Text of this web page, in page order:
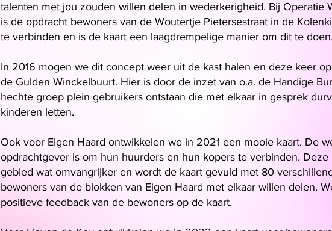
talenten met jou zouden willen delen in wederkerigheid. Bij Operatie
is de opdracht bewoners van de Woutertje Pietersestraat in de
te verbinden en is de kaart een laagdrempelige manier om dit te doen.
In 2016 mogen we dit concept weer uit de kast halen en deze keer
de Gulden Winckelbuurt. Hier is door de inzet van o.a. de Handige
hechte groep plein gebruikers ontstaan die met elkaar in gesprek
kinderen letten.
Ook voor Eigen Haard ontwikkelen we in 2021 een mooie kaart. De
opdrachtgever is om hun huurders en hun kopers te verbinden. Deze
gebied wat omvangrijker en wordt de kaart gevuld met 80
bewoners van de blokken van Eigen Haard met elkaar willen delen.
positieve feedback van de bewoners op de kaart.